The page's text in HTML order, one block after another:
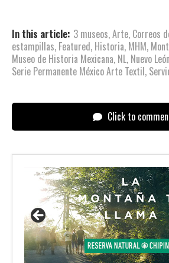
In this article: 3 museos,Arte, Correos
estampillas, Featured, Historia, MHM,
Museo de Historia Mexicana, NL, Nuevo León
Serie Permanente México Arte Textil,
Click to